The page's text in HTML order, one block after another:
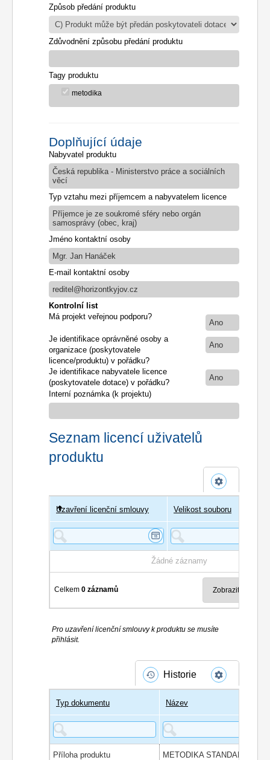
Způsob předání produktu
Zdůvodnění způsobu předání produktu
Tagy produktu
metodika
Doplňující údaje
Nabyvatel produktu
Česká republika - Ministerstvo práce a sociálních
věcí
Typ vztahu mezi příjemcem a nabyvatelem licence
Příjemce je ze soukromé sféry nebo orgán
samosprávy (obec, kraj)
Jméno kontaktní osoby
Mgr. Jan Hanáček
E-mail kontaktní osoby
reditel@horizontkyjov.cz
Kontrolní list
Má projekt veřejnou podporu?
Ano
Je identifikace oprávněné osoby a
organizace (poskytovatele
licence/produktu) v pořádku?
Ano
Je identifikace nabyvatele licence
(poskytovatele dotace) v pořádku?
Ano
Interní poznámka (k projektu)
Seznam licencí uživatelů
produktu
Uživatel
Uzavření licenční smlouvy Velikost souboru
Žádné záznamy
Celkem0 záznamů
Pro uzavření licenční smlouvy k produktu se musíte
přihlásit.
Historie
Typ dokumentu Název
Příloha produktu